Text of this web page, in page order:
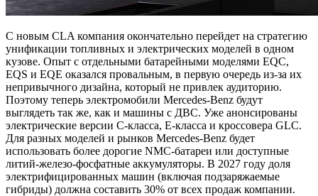
С новым CLA компания окончательно перейдет на стратегию
унификации топливных и электрических моделей в одном
кузове. Опыт с отдельными батарейными моделями EQC,
EQS и EQE оказался провальным, в первую очередь из-за их
непривычного дизайна, который не привлек аудиторию.
Поэтому теперь электромобили Mercedes-Benz будут
выглядеть так же, как и машины с ДВС. Уже анонсированы
электрические версии C-класса, E-класса и кроссовера GLC.
Для разных моделей и рынков Mercedes-Benz будет
использовать более дорогие NMC-батареи или доступные
литий-железо-фосфатные аккумуляторы. В 2027 году доля
электрифицированных машин (включая подзаряжаемые
гибриды) должна составить 30% от всех продаж компании.